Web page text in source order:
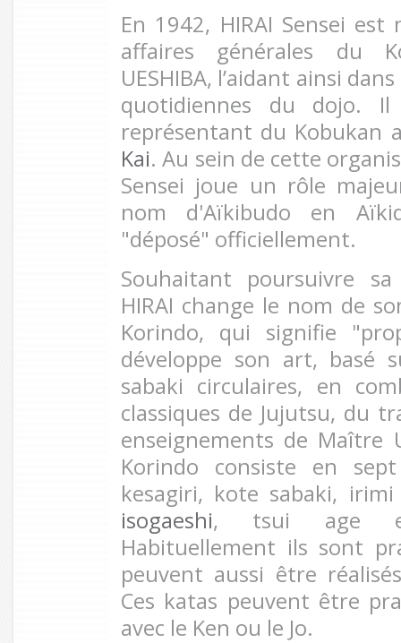
En 1942, HIRAI Sensei
affaires générales du
UESHIBA, l’aidant ainsi
quotidiennes du dojo. Il
représentant du Kobukan
Kai. Au sein de cette
Sensei joue un rôle
nom d'Aïkibudo en
"déposé" officiellement.
Souhaitant poursuivre
HIRAI change le nom de
Korindo, qui signifie
développe son art, basé
sabaki circulaires, en
classiques de Jujutsu, du
enseignements de Maître
Korindo consiste en
kesagiri, kote sabaki,
isogaeshi, tsui age
Habituellement ils sont
peuvent aussi être
Ces katas peuvent être
avec le Ken ou le Jo.